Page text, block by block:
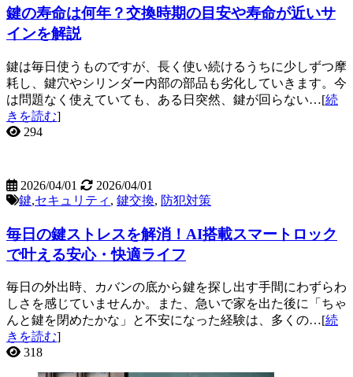
鍵の寿命は何年？交換時期の目安や寿命が近いサ
インを解説
鍵は毎日使うものですが、長く使い続けるうちに少しずつ摩
耗し、鍵穴やシリンダー内部の部品も劣化していきます。今
は問題なく使えていても、ある日突然、鍵が回らない…[続
きを読む]
294
2026/04/01
2026/04/01
鍵,セキュリティ , 鍵交換, 防犯対策
毎日の鍵ストレスを解消！AI搭載スマートロック
で叶える安心・快適ライフ
毎日の外出時、カバンの底から鍵を探し出す手間にわずらわ
しさを感じていませんか。また、急いで家を出た後に「ちゃ
んと鍵を閉めたかな」と不安になった経験は、多くの…[続
きを読む]
318